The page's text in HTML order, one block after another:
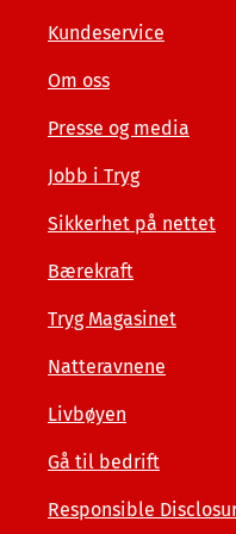
private
Kundeservice
Om oss
Presse og media
Jobb i Tryg
Sikkerhet på nettet
Bærekraft
Tryg Magasinet
Natteravnene
Livbøyen
Gå til bedrift
Responsible